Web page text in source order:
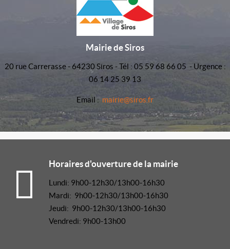
Mairie de Siros
20 rue Carrerasse - 64230 Siros - Tél : 05 59 68 66 05 - Urgence :
06 14 25 39 13
Email : mairie@siros.fr
Horaires d'ouverture de la mairie
Lundi: 9h00-12h30/13h00-16h30
Mardi: 9h00-12h30/13h00-16h30
Jeudi: 9h00-12h30/13h00-16h30
Vendredi: 9h00-13h00